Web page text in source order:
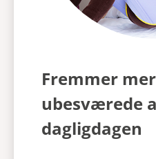
Fremmer
ubesværede
dagligdagen